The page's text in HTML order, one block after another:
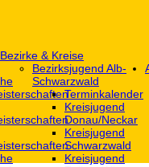
Bezirke & Kreise
Bezirksjugend Alb-
Schwarzwald
Terminkalender
Kreisjugend
Donau/Neckar
Kreisjugend
Schwarzwald
Kreisjugend